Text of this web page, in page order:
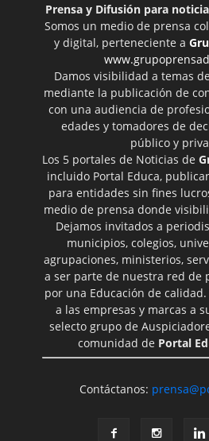
Prensa y Difusión para
Somos un medio de prensa
y digital, perteneciente a
Damos visibilidad a temas
mediante la publicación de
con una audiencia de
edades y tomadores de
público y
Los 5 portales de Noticias de
incluido Portal Educa,
para entidades sin fines
medio de prensa donde
Dejamos invitados a
municipios, colegios,
agrupaciones, ministerios,
a ser parte de nuestra red de
por una Educación de
a las empresas y marcas a
selecto grupo de
comunidad de Portal
Contáctanos: